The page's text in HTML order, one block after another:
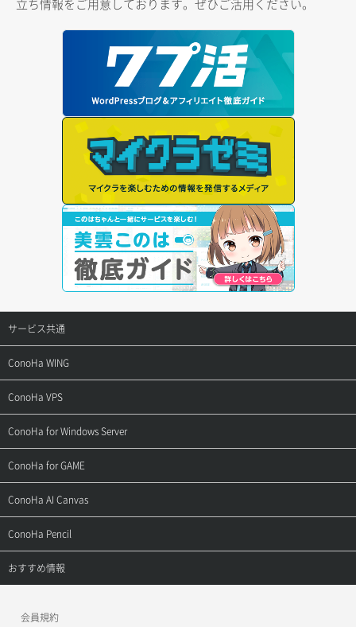
立ち情報をご用意しております。ぜひご活用ください。
サービス共通
サポートトップ
ご契約・お支払い
用語集
お問い合わせ
ConoHa WING
サポートトップ
ご利用ガイド
お乗り換えガイド
よくある質問
ConoHa VPS
サポートトップ
ご利用ガイド
APIドキュメントVPS2.0
APIドキュメントVPS3.0
ConoHa for Windows Server
サポートトップ
ご利用ガイド
APIドキュメントVPS2.0
APIドキュメントVPS3.0
ConoHa for GAME
サポートトップ
ご利用ガイド
ConoHa AI Canvas
サポートトップ
ご利用ガイド
ConoHa Pencil
サポートトップ
おすすめ情報
会員規約